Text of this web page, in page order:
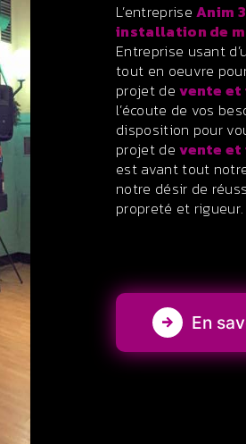
L’entrepriseAnim
installation de
Entreprise usant
tout en oeuvre
projet devente
l’écoute de vos
disposition pour
projet devente
est avant tout
notre désir de
propreté et rigueur.
En